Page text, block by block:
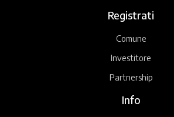
Registrati
Comune
Investitore
Partnership
Info